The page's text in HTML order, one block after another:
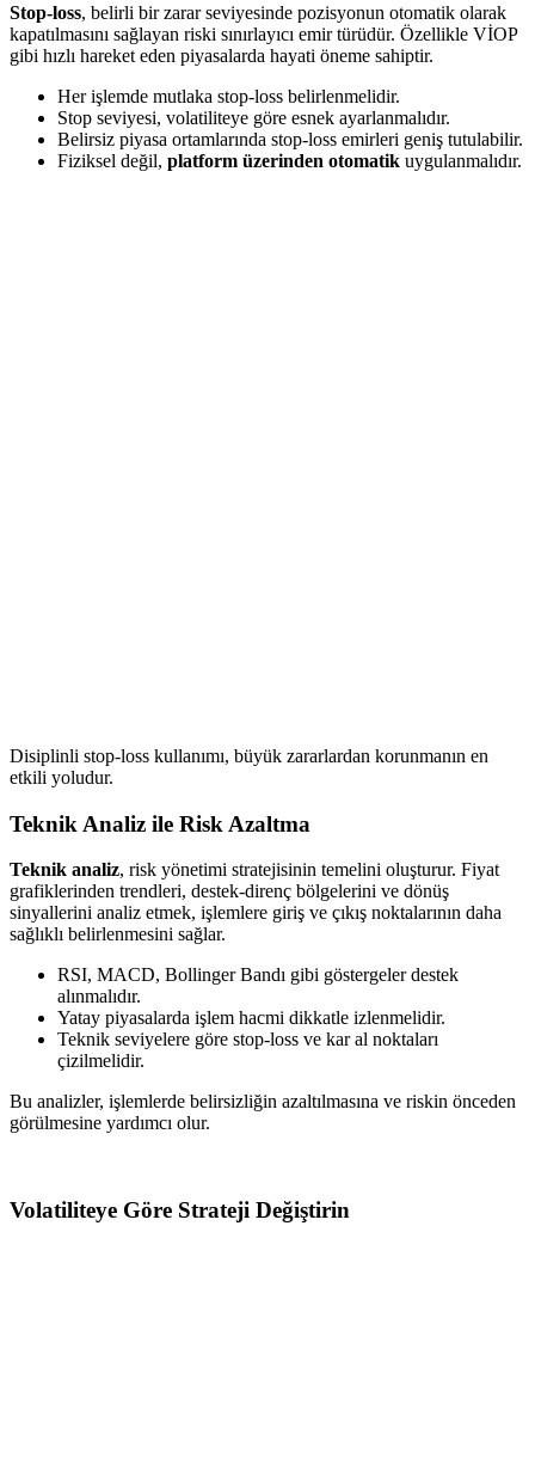
Stop-loss, belirli bir zarar seviyesinde pozisyonun otomatik olarak
kapatılmasını sağlayan riski sınırlayıcı emir türüdür. Özellikle VİOP
gibi hızlı hareket eden piyasalarda hayati öneme sahiptir.
Her işlemde mutlaka stop-loss belirlenmelidir.
Stop seviyesi, volatiliteye göre esnek ayarlanmalıdır.
Belirsiz piyasa ortamlarında stop-loss emirleri geniş tutulabilir.
Fiziksel değil, platform üzerinden otomatik uygulanmalıdır.
Disiplinli stop-loss kullanımı, büyük zararlardan korunmanın en
etkili yoludur.
Teknik Analiz ile Risk Azaltma
Teknik analiz, risk yönetimi stratejisinin temelini oluşturur. Fiyat
grafiklerinden trendleri, destek-direnç bölgelerini ve dönüş
sinyallerini analiz etmek, işlemlere giriş ve çıkış noktalarının daha
sağlıklı belirlenmesini sağlar.
RSI, MACD, Bollinger Bandı gibi göstergeler destek
alınmalıdır.
Yatay piyasalarda işlem hacmi dikkatle izlenmelidir.
Teknik seviyelere göre stop-loss ve kar al noktaları
çizilmelidir.
Bu analizler, işlemlerde belirsizliğin azaltılmasına ve riskin önceden
görülmesine yardımcı olur.
Volatiliteye Göre Strateji Değiştirin